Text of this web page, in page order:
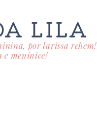
LILA
por larissa rehem!
e meninice!